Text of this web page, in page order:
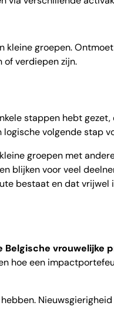
kleine groepen.
of verdiepen zijn.
stappen hebt
volgende stap
groepen met
blijken voor veel
bestaat en dat
vrouwelijke
hoe een